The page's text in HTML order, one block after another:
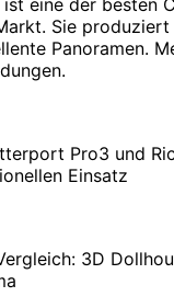
ist eine der besten
Sie
Panoramen.
Pro3 und
Einsatz
3D